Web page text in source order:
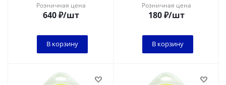
Розничная цена
640₽/шт
В корзину
Розничная цена
180₽/шт
В корзину